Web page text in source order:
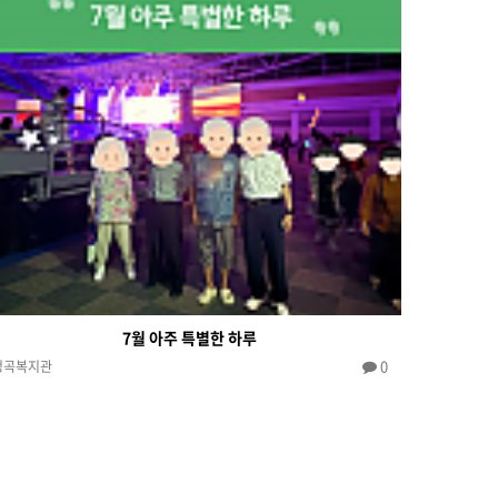
7월 아주 특별한 하루
곡복지관 0